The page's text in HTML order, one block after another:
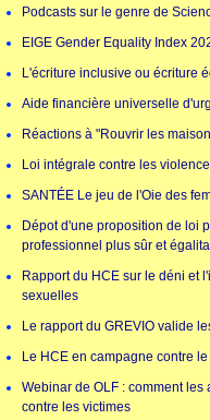
Podcasts sur le genre de
EIGE Gender Equality Index
L'écriture inclusive ou écriture
Aide financière universelle
Réactions à "Rouvrir les
Loi intégrale contre les
SANTÉE Le jeu de l'Oie des
Dépot d'une proposition de loi
professionnel plus sûr et
Rapport du HCE sur le déni et
sexuelles
Le rapport du GREVIO valide
Le HCE en campagne contre
Webinar de OLF : comment
contre les victimes